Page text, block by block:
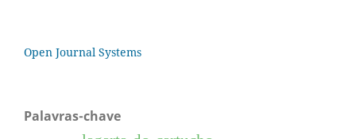
Open Journal Systems
Palavras-chave